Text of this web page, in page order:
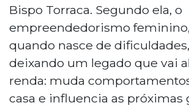
masculinas. Segundo o
empreende por necessidade,
trabalho e maternidade.
situação de vulnerabilidade
recorrem ao
independência financeira.
desafios, filhos criados nesse
Bispo Torraca. Segundo ela, o
empreendedorismo
quando nasce de
deixando um legado que vai
renda: muda
casa e influencia as próximas